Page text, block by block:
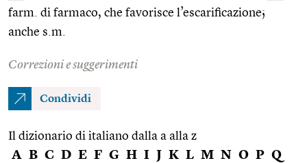
farm. di farmaco, che favorisce l’escarificazione;
anche s.m.
Correzioni e suggerimenti
Condividi
Il dizionario di italiano dalla a alla z
A B C D E F G H I J K L M N O P Q